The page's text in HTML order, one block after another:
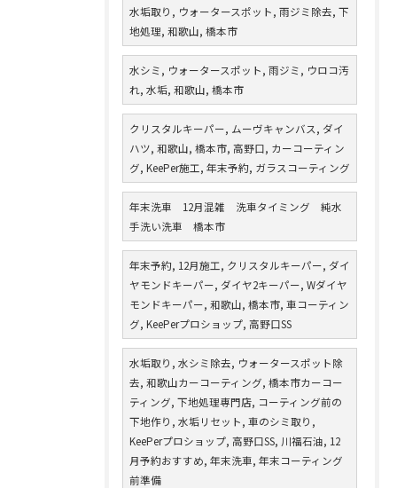
水垢取り, ウォータースポット, 雨ジミ除去, 下
地処理, 和歌山, 橋本市
水シミ, ウォータースポット, 雨ジミ, ウロコ汚
れ, 水垢, 和歌山, 橋本市
クリスタルキーパー, ムーヴキャンバス, ダイ
ハツ, 和歌山, 橋本市, 高野口, カーコーティン
グ, KeePer施工, 年末予約, ガラスコーティング
年末洗車 12月混雑 洗車タイミング 純水
手洗い洗車 橋本市
年末予約, 12月施工, クリスタルキーパー, ダイ
ヤモンドキーパー, ダイヤ2キーパー, Wダイヤ
モンドキーパー, 和歌山, 橋本市, 車コーティン
グ, KeePerプロショップ, 高野口SS
水垢取り, 水シミ除去, ウォータースポット除
去, 和歌山カーコーティング, 橋本市カーコー
ティング, 下地処理専門店, コーティング前の
下地作り, 水垢リセット, 車のシミ取り,
KeePerプロショップ, 高野口SS, 川福石油, 12
月予約おすすめ, 年末洗車, 年末コーティング
前準備